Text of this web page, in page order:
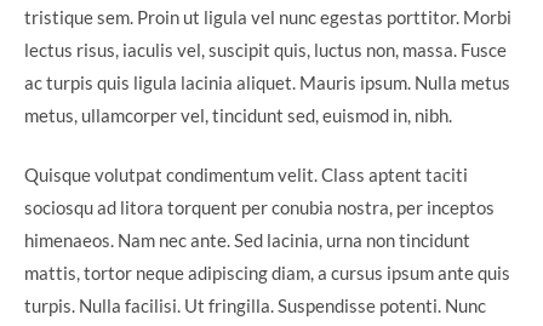
tristique sem. Proin ut ligula vel nunc egestas porttitor. Morbi
lectus risus, iaculis vel, suscipit quis, luctus non, massa. Fusce
ac turpis quis ligula lacinia aliquet. Mauris ipsum. Nulla metus
metus, ullamcorper vel, tincidunt sed, euismod in, nibh.
Quisque volutpat condimentum velit. Class aptent taciti
sociosqu ad litora torquent per conubia nostra, per inceptos
himenaeos. Nam nec ante. Sed lacinia, urna non tincidunt
mattis, tortor neque adipiscing diam, a cursus ipsum ante quis
turpis. Nulla facilisi. Ut fringilla. Suspendisse potenti. Nunc